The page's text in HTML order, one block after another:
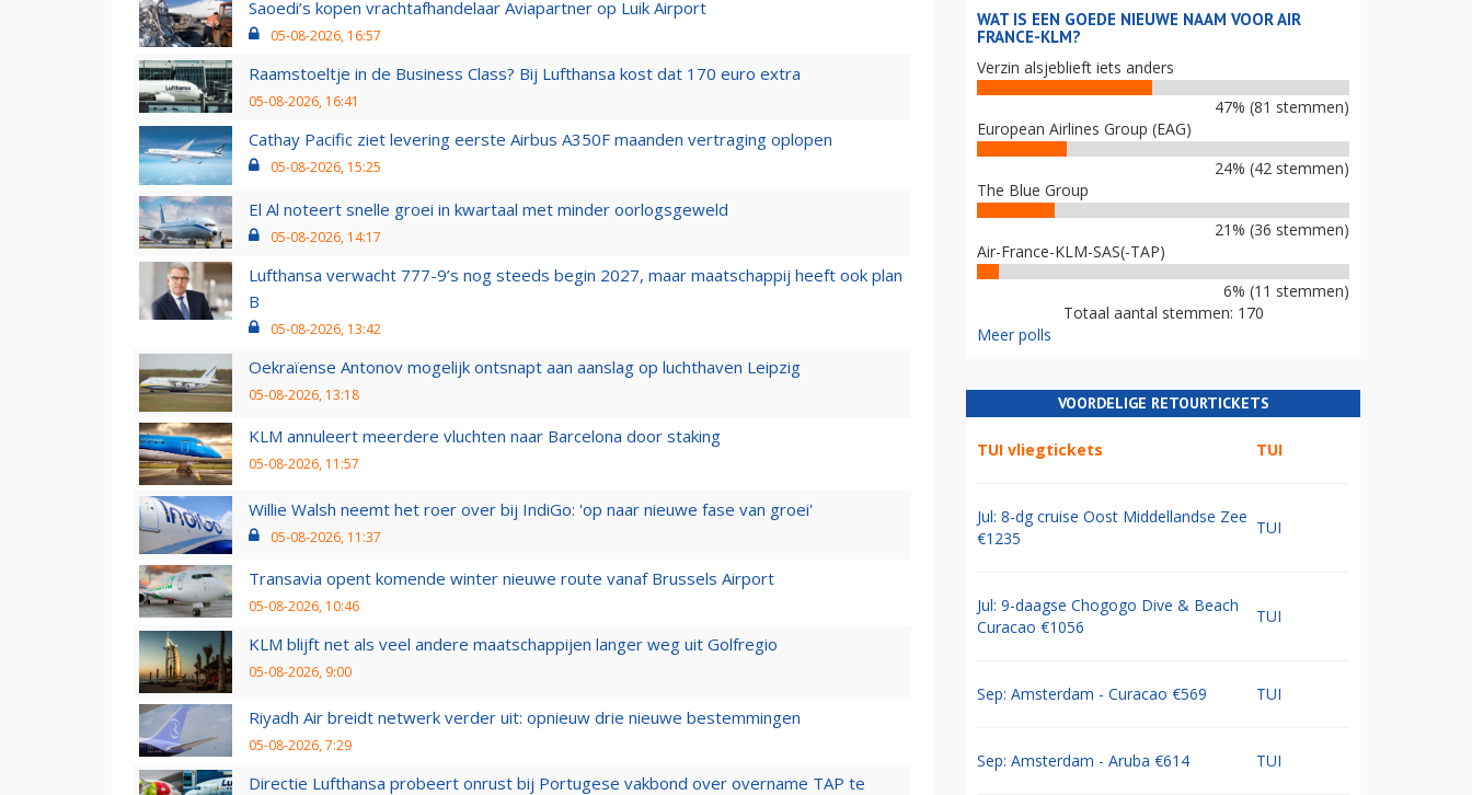
Saoedi’s kopen vrachtafhandelaar Aviapartner op Luik Airport
05-08-2026, 16:57
Raamstoeltje in de Business Class? Bij Lufthansa kost dat 170 euro extra
05-08-2026, 16:41
Cathay Pacific ziet levering eerste Airbus A350F maanden vertraging oplopen
05-08-2026, 15:25
El Al noteert snelle groei in kwartaal met minder oorlogsgeweld
05-08-2026, 14:17
Lufthansa verwacht 777-9’s nog steeds begin 2027, maar maatschappij heeft ook plan
B
05-08-2026, 13:42
Oekraïense Antonov mogelijk ontsnapt aan aanslag op luchthaven Leipzig
05-08-2026, 13:18
KLM annuleert meerdere vluchten naar Barcelona door staking
05-08-2026, 11:57
Willie Walsh neemt het roer over bij IndiGo: 'op naar nieuwe fase van groei'
05-08-2026, 11:37
Transavia opent komende winter nieuwe route vanaf Brussels Airport
05-08-2026, 10:46
KLM blijft net als veel andere maatschappijen langer weg uit Golfregio
05-08-2026, 9:00
Riyadh Air breidt netwerk verder uit: opnieuw drie nieuwe bestemmingen
05-08-2026, 7:29
Directie Lufthansa probeert onrust bij Portugese vakbond over overname TAP te
WAT IS EEN GOEDE NIEUWE NAAM VOOR AIR
FRANCE-KLM?
Verzin alsjeblieft iets anders
47% (81 stemmen)
European Airlines Group (EAG)
24% (42 stemmen)
The Blue Group
21% (36 stemmen)
Air-France-KLM-SAS(-TAP)
6% (11 stemmen)
Totaal aantal stemmen: 170
Meer polls
VOORDELIGE RETOURTICKETS
TUI vliegtickets TUI
Jul: 8-dg cruise Oost Middellandse Zee
€1235
TUI
Jul: 9-daagse Chogogo Dive & Beach
Curacao €1056
TUI
Sep: Amsterdam - Curacao €569 TUI
Sep: Amsterdam - Aruba €614 TUI